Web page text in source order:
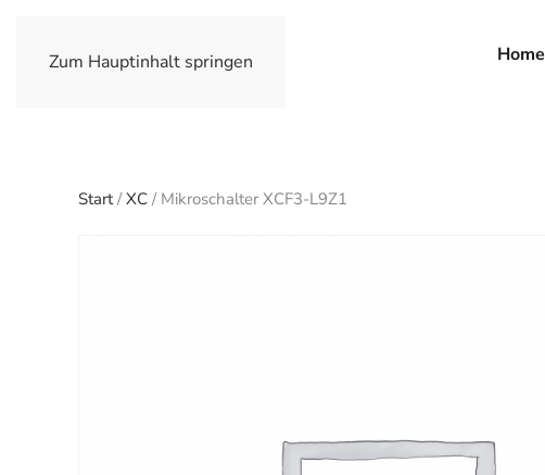
Zum Hauptinhalt springen Home
Start/XC / Mikroschalter XCF3-L9Z1